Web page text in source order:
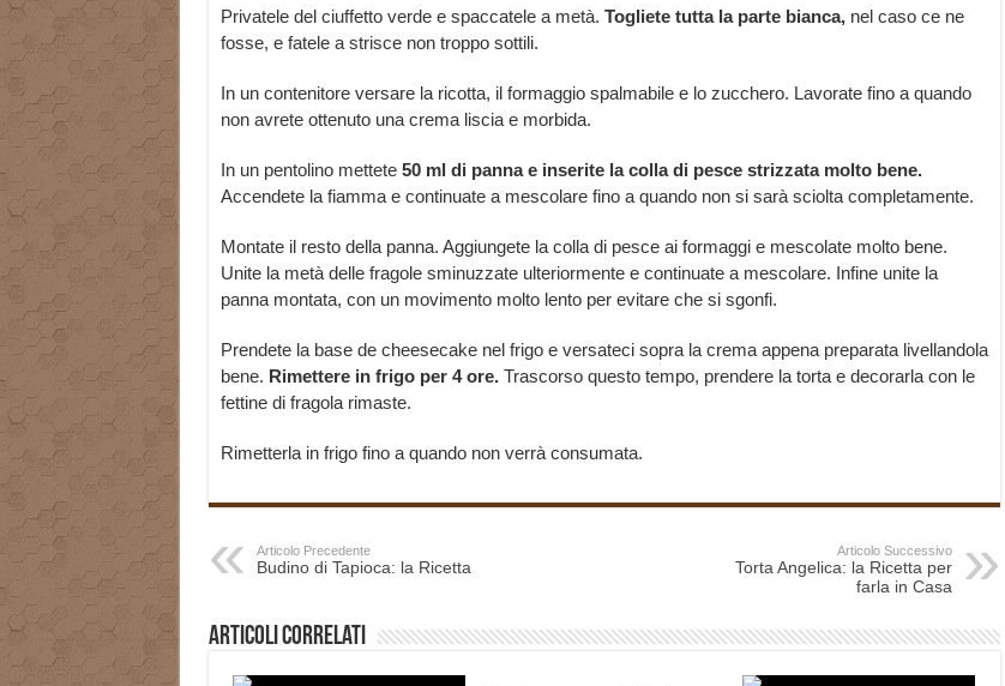
Privatele del ciuffetto verde e spaccatele a metà. Togliete tutta la parte bianca,nel caso ce ne
fosse, e fatele a strisce non troppo sottili.
In un contenitore versare la ricotta, il formaggio spalmabile e lo zucchero. Lavorate fino a quando
non avrete ottenuto una crema liscia e morbida.
In un pentolino mettete 50 ml di panna e inserite la colla di pesce strizzata molto bene.
Accendete la fiamma e continuate a mescolare fino a quando non si sarà sciolta completamente.
Montate il resto della panna. Aggiungete la colla di pesce ai formaggi e mescolate molto bene.
Unite la metà delle fragole sminuzzate ulteriormente e continuate a mescolare. Infine unite la
panna montata, con un movimento molto lento per evitare che si sgonfi.
Prendete la base de cheesecake nel frigo e versateci sopra la crema appena preparata livellandola
bene. Rimettere in frigo per 4 ore.Trascorso questo tempo, prendere la torta e decorarla con le
fettine di fragola rimaste.
Rimetterla in frigo fino a quando non verrà consumata.
Articolo Precedente
Budino di Tapioca: la Ricetta
Articolo Successivo
Torta Angelica: la Ricetta per
farla in Casa
Articoli correlati